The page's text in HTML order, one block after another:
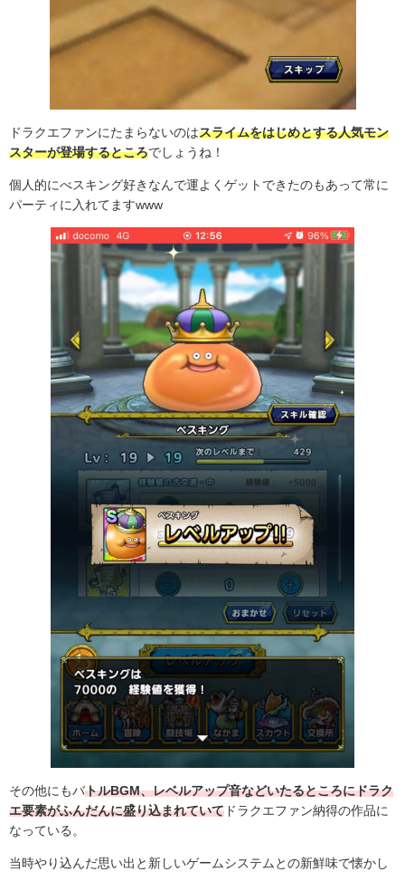
ドラクエファンにたまらないのはスライムをはじめとする人気モン
スターが登場するところでしょうね！
個人的にべスキング好きなんで運よくゲットできたのもあって常に
パーティに入れてますwww
その他にもバトルBGM、レベルアップ音などいたるところにドラク
エ要素がふんだんに盛り込まれていて ドラクエファン納得の作品に
なっている。
当時やり込んだ思い出と新しいゲームシステムとの新鮮味で懐かし